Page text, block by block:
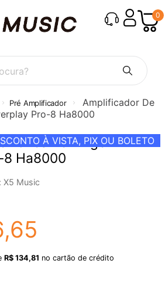
0
Pré Amplificador
Amplificador De
Pro-8 Ha8000
À VISTA, PIX OU BOLETO
Fones Behringer
8 Ha8000
X5 Music
,65
R$ 134,81 no cartão de crédito